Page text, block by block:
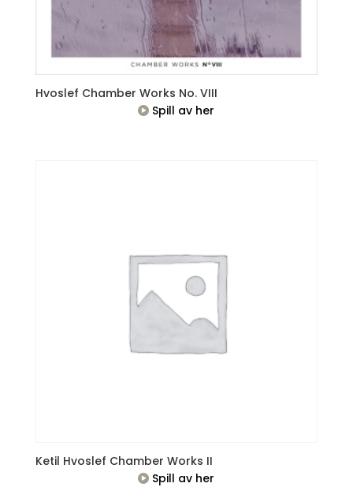
Hvoslef Chamber Works No. VIII
Spill av her
Ketil Hvoslef Chamber Works II
Spill av her